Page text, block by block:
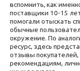
вспомнить, как
поставщики 10-15
помогали отыскать
обычные
окружение. По
ресурс, здесь
отзывы
рекомендациям,